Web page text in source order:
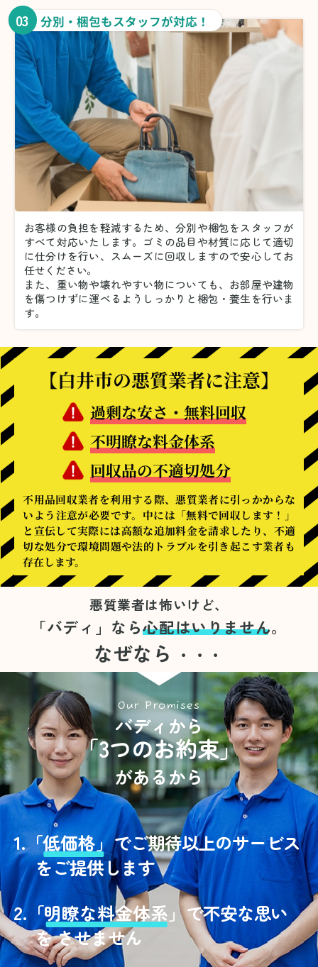
03 分別・梱包もスタッフが対応！
お客様の負担を軽減するため、分別や梱包をスタッフが
すべて対応いたします。 ゴミの品目や材質に応じて適切
に仕分けを行い、スムーズに回収しますので安心してお
任せください。
また、重い物や壊れやすい物についても、お部屋や建物
を傷つけずに運べるようしっかりと梱包・養生を行いま
す。
【白井市の悪質業者に注意】
過剰な安さ・無料回収
不明瞭な料金体系
回収品の不適切処分
不用品回収業者を利用する際、悪質業者に引っかからな
いよう注意が必要です。中には「無料で回収します！」
と宣伝して実際には高額な追加料金を請求したり、不適
切な処分で環境問題や法的トラブルを引き起こす業者も
存在します。
悪質業者は怖いけど、
「バディ」なら心配はいりません。
なぜなら ・・・
Our Promises
バディから
「3つのお約束」
があるから
1.「低価格」でご期待以上のサービス
をご提供します
2.「明瞭な料金体系」で不安な思い
を させません